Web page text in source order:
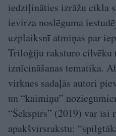
iedziļināties izrāžu cikla
ievirza noslēguma
uzplaiksnī atmiņas par
Triloģiju raksturo cilvēku
iznīcināšanas tematika.
virknes sadaļās autori
un “kaimiņu”
“Šekspīrs” (2019) var īsi
apakšvirsrakstu: